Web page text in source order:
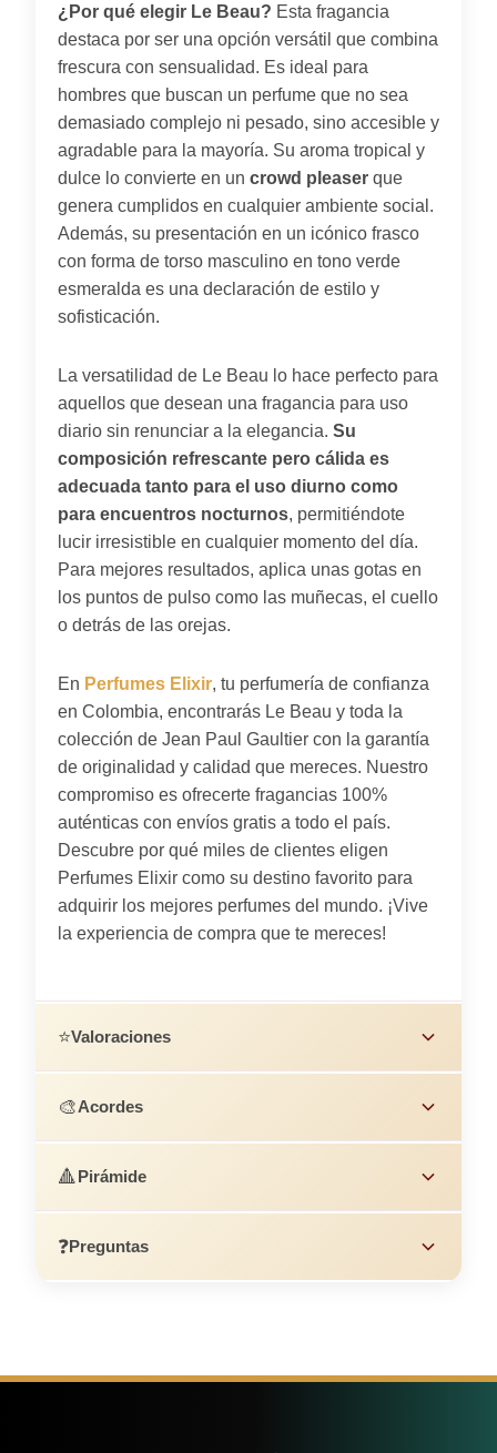
¿Por qué elegir Le Beau? Esta fragancia
destaca por ser una opción versátil que combina
frescura con sensualidad. Es ideal para
hombres que buscan un perfume que no sea
demasiado complejo ni pesado, sino accesible y
agradable para la mayoría. Su aroma tropical y
dulce lo convierte en un crowd pleaser que
genera cumplidos en cualquier ambiente social.
Además, su presentación en un icónico frasco
con forma de torso masculino en tono verde
esmeralda es una declaración de estilo y
sofisticación.
La versatilidad de Le Beau lo hace perfecto para
aquellos que desean una fragancia para uso
diario sin renunciar a la elegancia. Su
composición refrescante pero cálida es
adecuada tanto para el uso diurno como
para encuentros nocturnos, permitiéndote
lucir irresistible en cualquier momento del día.
Para mejores resultados, aplica unas gotas en
los puntos de pulso como las muñecas, el cuello
o detrás de las orejas.
En Perfumes Elixir, tu perfumería de confianza
en Colombia, encontrarás Le Beau y toda la
colección de Jean Paul Gaultier con la garantía
de originalidad y calidad que mereces. Nuestro
compromiso es ofrecerte fragancias 100%
auténticas con envíos gratis a todo el país.
Descubre por qué miles de clientes eligen
Perfumes Elixir como su destino favorito para
adquirir los mejores perfumes del mundo. ¡Vive
la experiencia de compra que te mereces!
⭐Valoraciones
🎨Acordes
🔺Pirámide
❓Preguntas